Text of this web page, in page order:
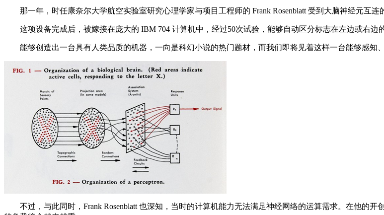
那一年，时任康奈尔大学航空实验室研究心理学家与项目工程师的 Frank Rosenblatt 受到大脑神经元互连
这项设备完成后，被嫁接在庞大的 IBM 704 计算机中，经过50次试验，能够自动区分标志在左边或右边的
能够创造出一台具有人类品质的机器，一向是科幻小说的热门题材，而我们即将见着这样一台能够感知
不过，与此同时，Frank Rosenblatt 也深知，当时的计算机能力无法满足神经网络的运算需求。在他的